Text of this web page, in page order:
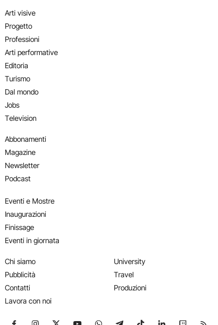
Arti visive
Progetto
Professioni
Arti performative
Editoria
Turismo
Dal mondo
Jobs
Television
Abbonamenti
Magazine
Newsletter
Podcast
Eventi e Mostre
Inaugurazioni
Finissage
Eventi in giornata
Chi siamo
Pubblicità
Contatti
Lavora con noi
University
Travel
Produzioni
Seguici su Facebook
Seguici su Instagram
Seguici su X
Seguici su YouTube
Seguici su WhatsApp
Seguici su Telegram
Seguici su TikTok
Seguici su
Seguici